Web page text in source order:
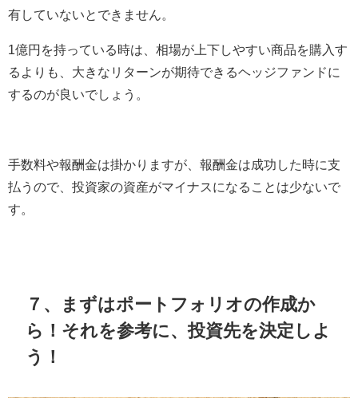
有していないとできません。
1億円を持っている時は、相場が上下しやすい商品を購入す
るよりも、大きなリターンが期待できるヘッジファンドに
するのが良いでしょう。
手数料や報酬金は掛かりますが、報酬金は成功した時に支
払うので、投資家の資産がマイナスになることは少ないで
す。
７、まずはポートフォリオの作成か
ら！それを参考に、投資先を決定しよ
う！